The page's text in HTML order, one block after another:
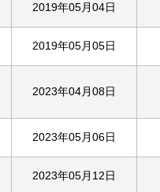
2019年05月04日
2019年05月05日
2023年04月08日
2023年05月06日
2023年05月12日